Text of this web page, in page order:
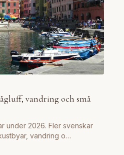
vandring och små
under 2026. Fler svenskar
vandring o…